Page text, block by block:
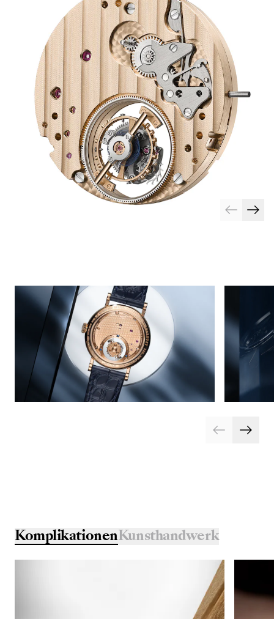
KomplikationenKunsthandwerk